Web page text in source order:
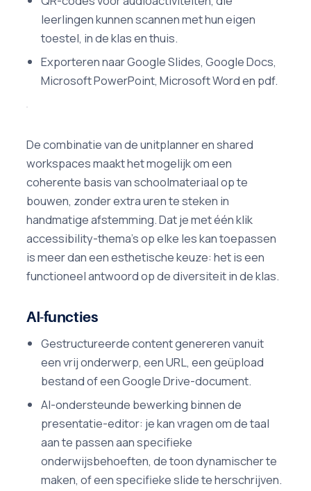
leerlingen kunnen scannen met hun eigen
toestel, in de klas en thuis.
Exporteren naar Google Slides, Google Docs,
Microsoft PowerPoint, Microsoft Word en pdf.
De combinatie van de unitplanner en shared
workspaces maakt het mogelijk om een
coherente basis van schoolmateriaal op te
bouwen, zonder extra uren te steken in
handmatige afstemming. Dat je met één klik
accessibility-thema's op elke les kan toepassen
is meer dan een esthetische keuze: het is een
functioneel antwoord op de diversiteit in de klas.
AI-functies
Gestructureerde content genereren vanuit
een vrij onderwerp, een URL, een geüpload
bestand of een Google Drive-document.
AI-ondersteunde bewerking binnen de
presentatie-editor: je kan vragen om de taal
aan te passen aan specifieke
onderwijsbehoeften, de toon dynamischer te
maken, of een specifieke slide te herschrijven.